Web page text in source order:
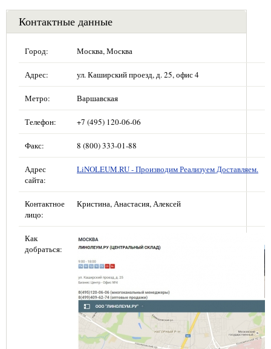
Контактные данные
Город: Москва, Москва
Адрес: ул. Каширский проезд, д. 25, офис 4
Метро: Варшавская
Телефон: +7 (495) 120-06-06
Факс: 8 (800) 333-01-88
Адрес
сайта:
LiNOLEUM.RU - Производим Реализуем Доставляем.
Контактное
лицо:
Кристина, Анастасия, Алексей
Как
добраться: